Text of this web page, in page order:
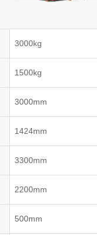
3000kg
1500kg
3000mm
1424mm
3300mm
2200mm
500mm